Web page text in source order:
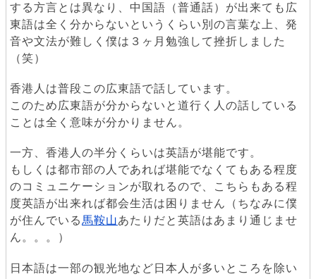
する方言とは異なり、中国語（普通話）が出来ても広
東語は全く分からないというくらい別の言葉な上、発
音や文法が難しく僕は３ヶ月勉強して挫折しました
（笑）
香港人は普段この広東語で話しています。
このため広東語が分からないと道行く人の話している
ことは全く意味が分かりません。
一方、香港人の半分くらいは英語が堪能です。
もしくは都市部の人であれば堪能でなくてもある程度
のコミュニケーションが取れるので、こちらもある程
度英語が出来れば都会生活は困りません（ちなみに僕
が住んでいる馬鞍山あたりだと英語はあまり通じませ
ん。。。）
日本語は一部の観光地など日本人が多いところを除い